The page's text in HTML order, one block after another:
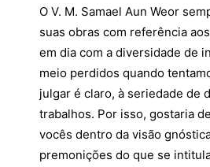
O V. M. Samael Aun Weor
suas obras com referência
em dia com a diversidade de
meio perdidos quando
julgar é claro, à seriedade de
trabalhos. Por isso, gostaria
vocês dentro da visão
premonições do que se